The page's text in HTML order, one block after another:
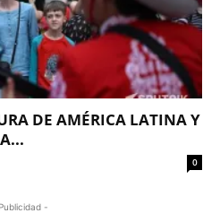
DE AMÉRICA LATINA Y
0
-